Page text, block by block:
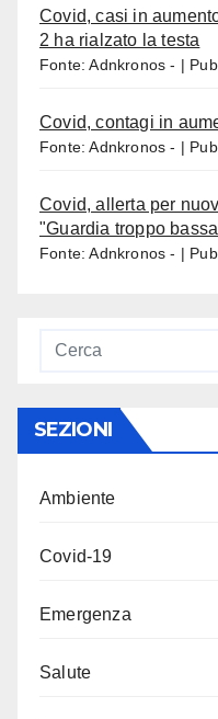
Covid, casi in
2 ha rialzato la testa
Fonte: Adnkronos -
Covid, contagi in
Fonte: Adnkronos -
Covid, allerta per
"Guardia troppo
Fonte: Adnkronos -
SEZIONI
Ambiente
Covid-19
Emergenza
Salute